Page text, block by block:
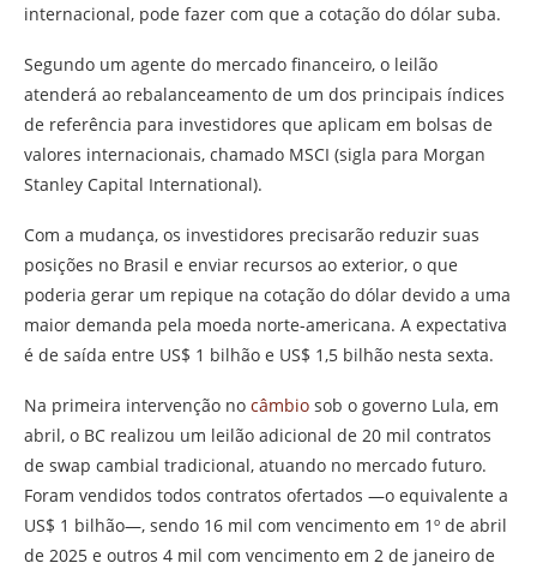
internacional, pode fazer com que a cotação do dólar suba.
Segundo um agente do mercado financeiro, o leilão
atenderá ao rebalanceamento de um dos principais índices
de referência para investidores que aplicam em bolsas de
valores internacionais, chamado MSCI (sigla para Morgan
Stanley Capital International).
Com a mudança, os investidores precisarão reduzir suas
posições no Brasil e enviar recursos ao exterior, o que
poderia gerar um repique na cotação do dólar devido a uma
maior demanda pela moeda norte-americana. A expectativa
é de saída entre US$ 1 bilhão e US$ 1,5 bilhão nesta sexta.
Na primeira intervenção no câmbio sob o governo Lula, em
abril, o BC realizou um leilão adicional de 20 mil contratos
de swap cambial tradicional, atuando no mercado futuro.
Foram vendidos todos contratos ofertados —o equivalente a
US$ 1 bilhão—, sendo 16 mil com vencimento em 1º de abril
de 2025 e outros 4 mil com vencimento em 2 de janeiro de